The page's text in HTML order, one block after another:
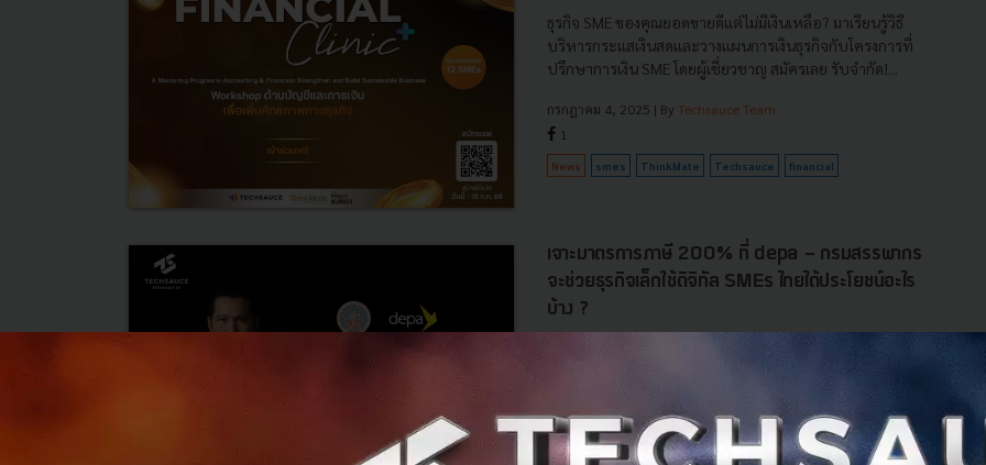
ธุรกิจ SME ของคุณยอดขายดีแต่ไม่มีเงินเหลือ? มาเรียนรู้วิธี
บริหารกระแสเงินสดและวางแผนการเงินธุรกิจกับโครงการที่
ปรึกษาการเงิน SME โดยผู้เชี่ยวชาญ สมัครเลย รับจำกัด!...
กรกฎาคม 4, 2025 | By Techsauce Team
1
News smes ThinkMate Techsauce financial
เจาะมาตรการภาษี 200% ที่ depa - กรมสรรพากร
จะช่วยธุรกิจเล็กใช้ดิจิทัล SMEs ไทยได้ประโยชน์อะไร
บ้าง ?
กรกฎาคม 1, 2025| ByTechsauce Team
0